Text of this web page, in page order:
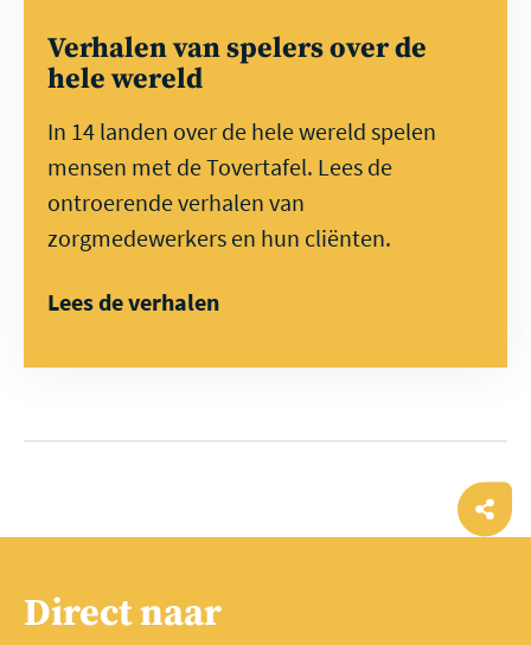
Verhalen van spelers over de
hele wereld
In 14 landen over de hele wereld spelen
mensen met de Tovertafel. Lees de
ontroerende verhalen van
zorgmedewerkers en hun cliënten.
Lees de verhalen
Direct naar